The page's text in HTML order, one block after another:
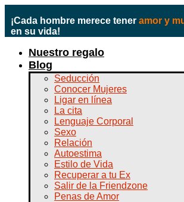
¡Cada hombre merece tener amor y
en su vida!
Nuestro regalo
Blog
Seducción
Conocer Mujeres
Ligar en línea
La cita
Lenguaje Corporal
Sexo
Relación
Autoestima
Estilo de Vida
Recuperar a tu Ex
Salir de la Friendzone
Penas de Amor